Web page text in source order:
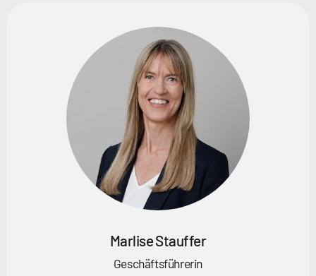
Marlise Stauffer
Geschäftsführerin